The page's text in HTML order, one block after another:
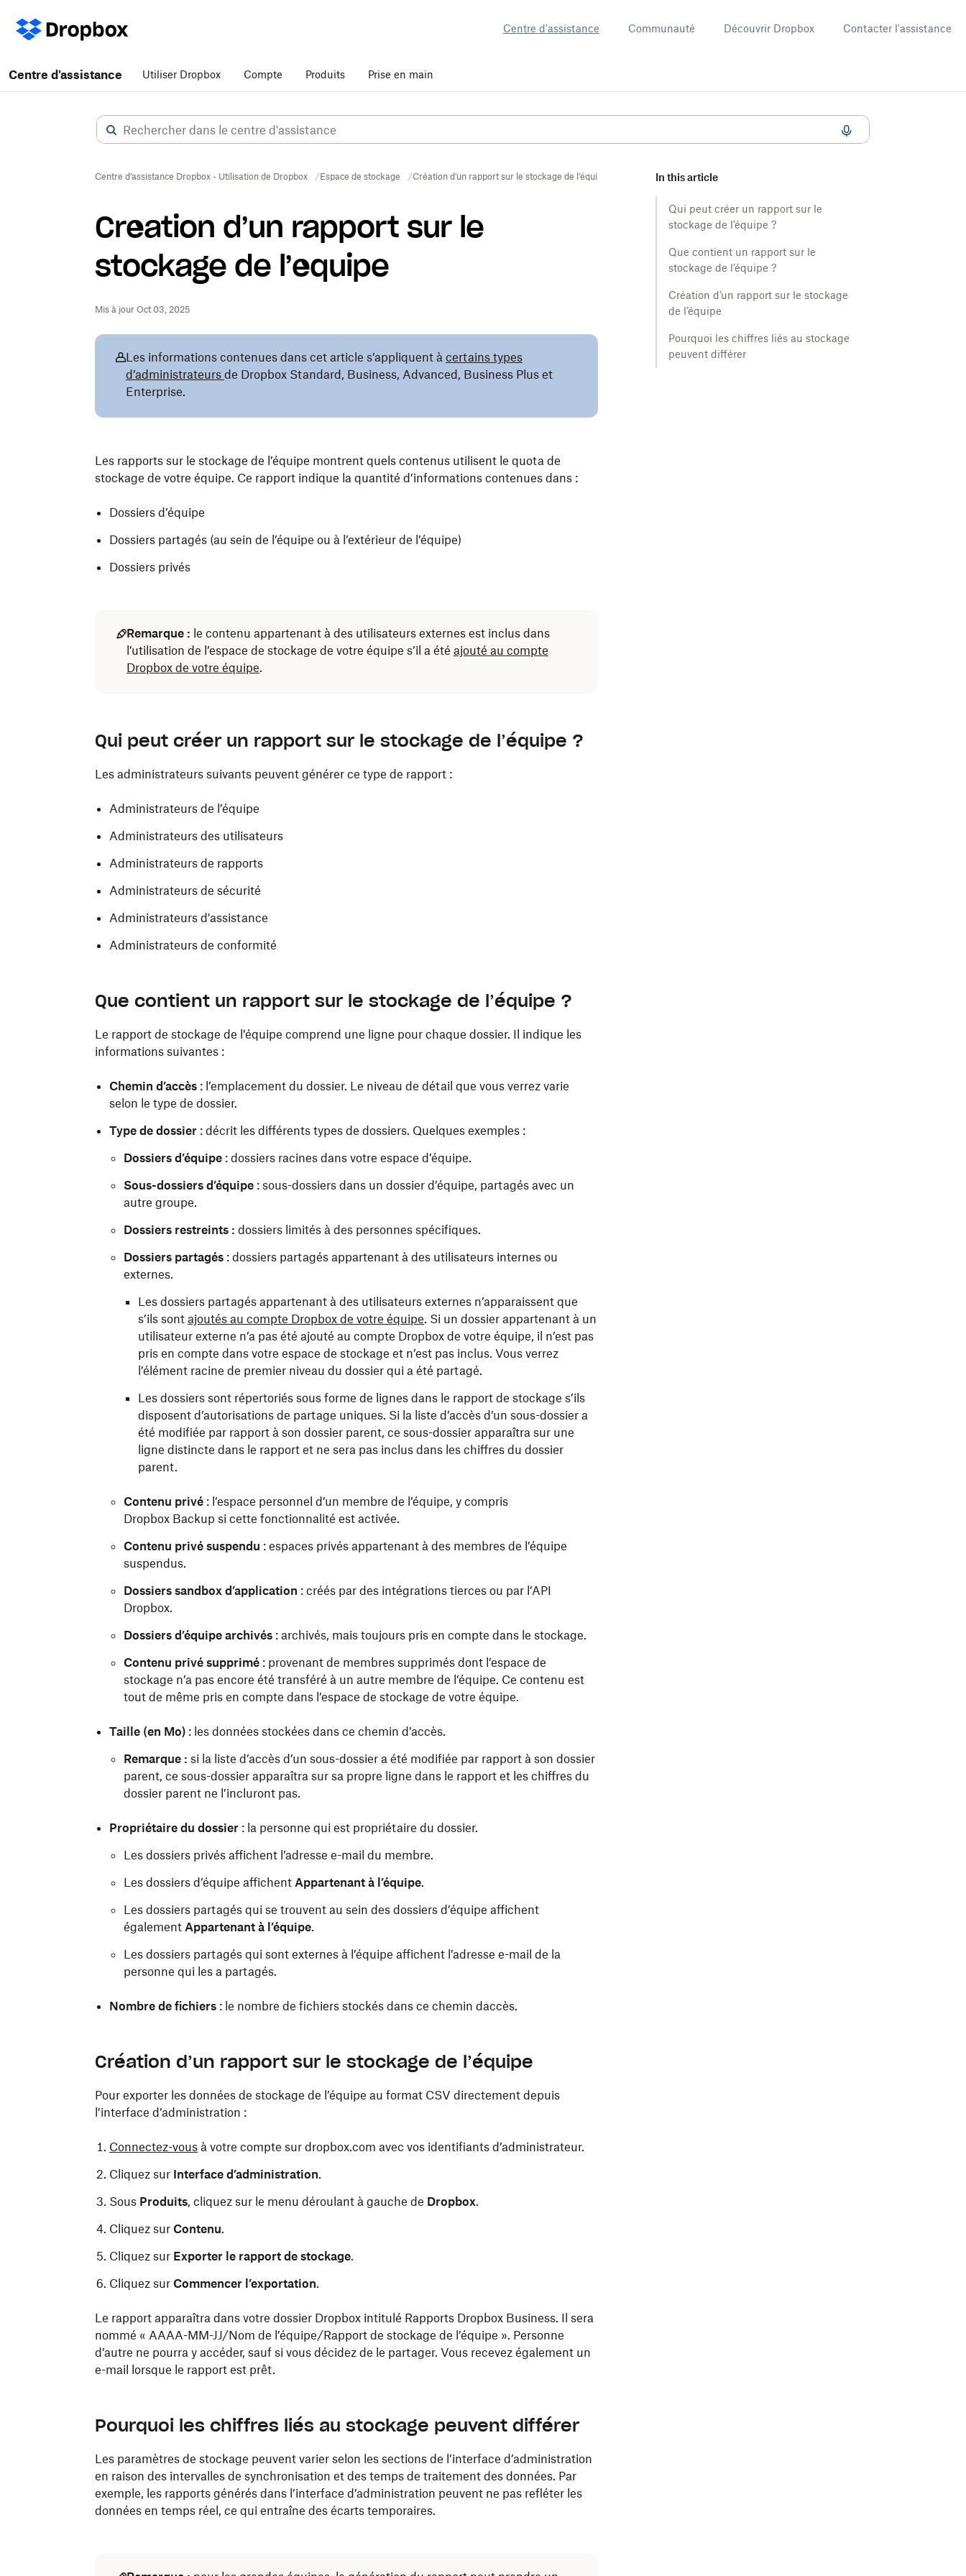
Centre d'assistance Communauté Découvrir Dropbox Contacter l'assistance
Centre d'assistance Utiliser Dropbox Compte Produits Prise en main
Centre d’assistance Dropbox - Utilisation de Dropbox Espace de stockage Création d’un rapport sur le stockage de l’équipe
Création d’un rapport sur le
stockage de l’équipe
Mis à jour Oct 03, 2025
In this article
Qui peut créer un rapport sur le
stockage de l’équipe ?
Que contient un rapport sur le
stockage de l’équipe ?
Création d’un rapport sur le stockage
de l’équipe
Pourquoi les chiffres liés au stockage
peuvent différer
Les informations contenues dans cet article s’appliquent à certains types
d’administrateurs de Dropbox Standard, Business, Advanced, Business Plus et
Enterprise.
Les rapports sur le stockage de l’équipe montrent quels contenus utilisent le quota de
stockage de votre équipe. Ce rapport indique la quantité d’informations contenues dans :
Dossiers d’équipe
Dossiers partagés (au sein de l’équipe ou à l’extérieur de l’équipe)
Dossiers privés
Remarque : le contenu appartenant à des utilisateurs externes est inclus dans
l’utilisation de l’espace de stockage de votre équipe s’il a été ajouté au compte
Dropbox de votre équipe.
Qui peut créer un rapport sur le stockage de l’équipe ?
Les administrateurs suivants peuvent générer ce type de rapport :
Administrateurs de l’équipe
Administrateurs des utilisateurs
Administrateurs de rapports
Administrateurs de sécurité
Administrateurs d'assistance
Administrateurs de conformité
Que contient un rapport sur le stockage de l’équipe ?
Le rapport de stockage de l’équipe comprend une ligne pour chaque dossier. Il indique les
informations suivantes :
Chemin d’accès : l’emplacement du dossier. Le niveau de détail que vous verrez varie
selon le type de dossier.
Type de dossier : décrit les différents types de dossiers. Quelques exemples :
Dossiers d’équipe : dossiers racines dans votre espace d’équipe.
Sous-dossiers d’équipe : sous-dossiers dans un dossier d’équipe, partagés avec un
autre groupe.
Dossiers restreints : dossiers limités à des personnes spécifiques.
Dossiers partagés : dossiers partagés appartenant à des utilisateurs internes ou
externes.
Les dossiers partagés appartenant à des utilisateurs externes n’apparaissent que
s’ils sont ajoutés au compte Dropbox de votre équipe. Si un dossier appartenant à un
utilisateur externe n’a pas été ajouté au compte Dropbox de votre équipe, il n’est pas
pris en compte dans votre espace de stockage et n’est pas inclus. Vous verrez
l’élément racine de premier niveau du dossier qui a été partagé.
Les dossiers sont répertoriés sous forme de lignes dans le rapport de stockage s’ils
disposent d’autorisations de partage uniques. Si la liste d’accès d’un sous-dossier a
été modifiée par rapport à son dossier parent, ce sous-dossier apparaîtra sur une
ligne distincte dans le rapport et ne sera pas inclus dans les chiffres du dossier
parent.
Contenu privé : l’espace personnel d’un membre de l’équipe, y compris
Dropbox Backup si cette fonctionnalité est activée.
Contenu privé suspendu : espaces privés appartenant à des membres de l’équipe
suspendus.
Dossiers sandbox d’application : créés par des intégrations tierces ou par l’API
Dropbox.
Dossiers d’équipe archivés : archivés, mais toujours pris en compte dans le stockage.
Contenu privé supprimé : provenant de membres supprimés dont l’espace de
stockage n’a pas encore été transféré à un autre membre de l’équipe. Ce contenu est
tout de même pris en compte dans l’espace de stockage de votre équipe.
Taille (en Mo) : les données stockées dans ce chemin d’accès.
Remarque : si la liste d’accès d’un sous-dossier a été modifiée par rapport à son dossier
parent, ce sous-dossier apparaîtra sur sa propre ligne dans le rapport et les chiffres du
dossier parent ne l’incluront pas.
Propriétaire du dossier : la personne qui est propriétaire du dossier.
Les dossiers privés affichent l’adresse e-mail du membre.
Les dossiers d’équipe affichent Appartenant à l’équipe.
Les dossiers partagés qui se trouvent au sein des dossiers d’équipe affichent
également Appartenant à l’équipe.
Les dossiers partagés qui sont externes à l’équipe affichent l’adresse e-mail de la
personne qui les a partagés.
Nombre de fichiers : le nombre de fichiers stockés dans ce chemin daccès.
Création d’un rapport sur le stockage de l’équipe
Pour exporter les données de stockage de l’équipe au format CSV directement depuis
l’interface d’administration :
Connectez-vous à votre compte sur dropbox.com avec vos identifiants d’administrateur.
Cliquez sur Interface d’administration.
Sous Produits, cliquez sur le menu déroulant à gauche de Dropbox.
Cliquez sur Contenu.
Cliquez sur Exporter le rapport de stockage.
Cliquez sur Commencer l’exportation.
Le rapport apparaîtra dans votre dossier Dropbox intitulé Rapports Dropbox Business. Il sera
nommé « AAAA-MM-JJ/Nom de l’équipe/Rapport de stockage de l’équipe ». Personne
d’autre ne pourra y accéder, sauf si vous décidez de le partager. Vous recevez également un
e-mail lorsque le rapport est prêt.
Pourquoi les chiffres liés au stockage peuvent différer
Les paramètres de stockage peuvent varier selon les sections de l’interface d’administration
en raison des intervalles de synchronisation et des temps de traitement des données. Par
exemple, les rapports générés dans l’interface d’administration peuvent ne pas refléter les
données en temps réel, ce qui entraîne des écarts temporaires.